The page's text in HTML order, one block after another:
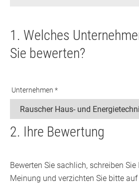
1. Welches
Sie bewerten?
Unternehmen *
2. Ihre Bewertung
Bewerten Sie sachlich, schreiben
Meinung und verzichten Sie bitte